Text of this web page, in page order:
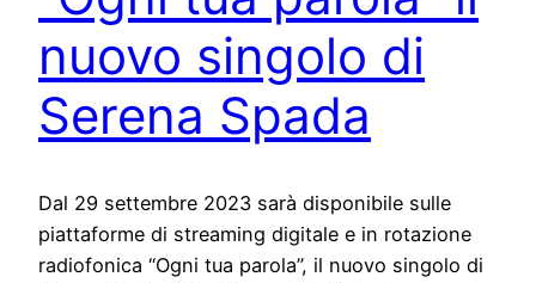
nuovo singolo di
Serena Spada
Dal 29 settembre 2023 sarà disponibile sulle
piattaforme di streaming digitale e in rotazione
radiofonica “Ogni tua parola”, il nuovo singolo di